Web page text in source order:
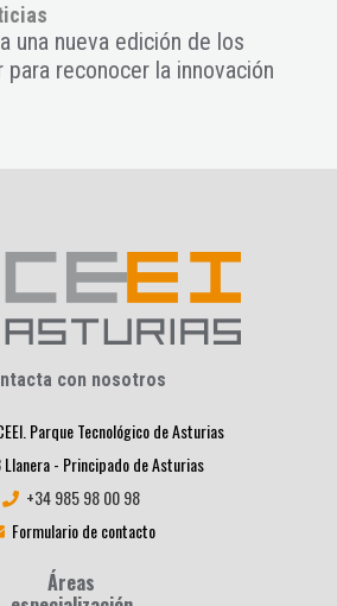
una nueva edición de los
para reconocer la innovación
con nosotros
Parque Tecnológico de Asturias
- Principado de Asturias
+34 985 98 00 98
Formulario de contacto
Áreas